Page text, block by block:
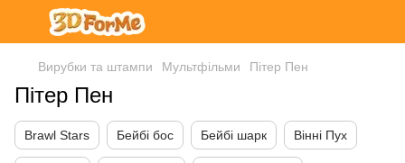
Вирубки та штампи Мультфільми Пітер Пен
Пітер Пен
Brawl Stars Бейбі бос Бейбі шарк Вінні Пух